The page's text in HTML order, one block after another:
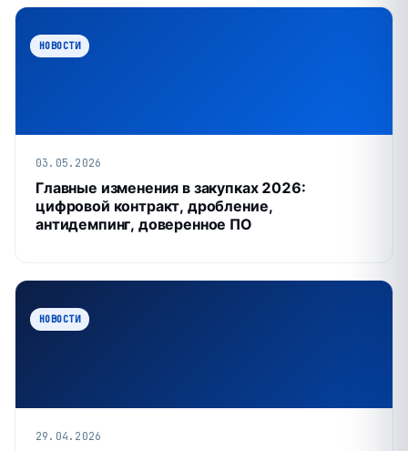
НОВОСТИ
03.05.2026
Главные изменения в закупках 2026:
цифровой контракт, дробление,
антидемпинг, доверенное ПО
НОВОСТИ
29.04.2026